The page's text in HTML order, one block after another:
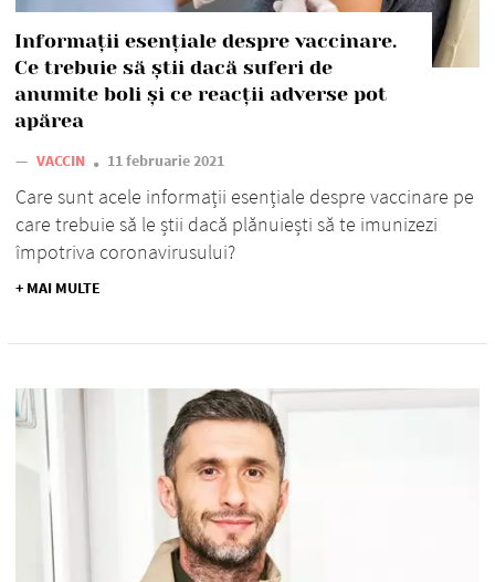
Informații esențiale despre vaccinare.
Ce trebuie să știi dacă suferi de
anumite boli și ce reacții adverse pot
apărea
— VACCIN 11 februarie 2021
Care sunt acele informații esențiale despre vaccinare pe
care trebuie să le știi dacă plănuiești să te imunizezi
împotriva coronavirusului?
+ MAI MULTE